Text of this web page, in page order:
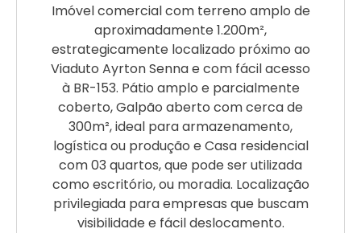
Imóvel comercial com terreno amplo de
aproximadamente 1.200m²,
estrategicamente localizado próximo ao
Viaduto Ayrton Senna e com fácil acesso
à BR-153. Pátio amplo e parcialmente
coberto, Galpão aberto com cerca de
300m², ideal para armazenamento,
logística ou produção e Casa residencial
com 03 quartos, que pode ser utilizada
como escritório, ou moradia. Localização
privilegiada para empresas que buscam
visibilidade e fácil deslocamento.